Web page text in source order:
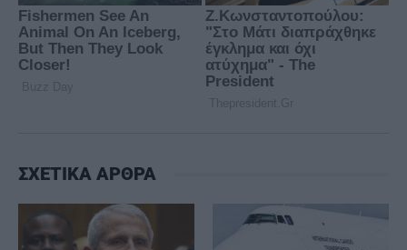
ΣΧΕΤΙΚΑ ΑΡΘΡΑ